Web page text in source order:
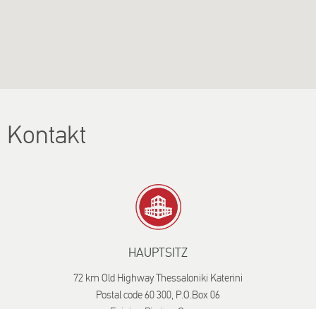
Kontakt
HAUPTSITZ
72 km Old Highway Thessaloniki Katerini
Postal code 60 300, P.O.Box 06